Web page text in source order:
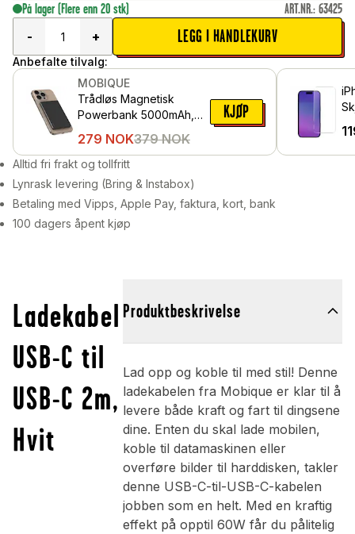
På lager (Flere enn 20 stk) ART.NR.: 63425
-
+ LEGG I HANDLEKURV
Anbefalte tilvalg:
MOBIQUE
Trådløs Magnetisk
Powerbank 5000mAh,
279 NOK379 NOK
KJØP
Alltid fri frakt og tollfritt
Lynrask levering (Bring & Instabox)
Betaling med Vipps, Apple Pay, faktura, kort, bank
100 dagers åpent kjøp
Ladekabel
USB-C til
USB-C 2m,
Hvit
Produktbeskrivelse
Lad opp og koble til med stil! Denne
ladekabelen fra Mobique er klar til å
levere både kraft og fart til dingsene
dine. Enten du skal lade mobilen,
koble til datamaskinen eller
overføre bilder til harddisken, takler
denne USB-C-til-USB-C-kabelen
jobben som en helt. Med en kraftig
effekt på opptil 60W får du pålitelig